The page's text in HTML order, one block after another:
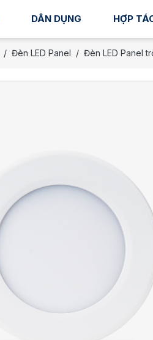
DÂN DỤNG HỢP
Đèn LED Panel Đèn LED Panel